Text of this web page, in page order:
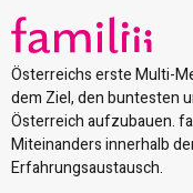
Österreichs erste Multi-
dem Ziel, den buntesten
Österreich aufzubauen.
Miteinanders innerhalb
Erfahrungsaustausch.